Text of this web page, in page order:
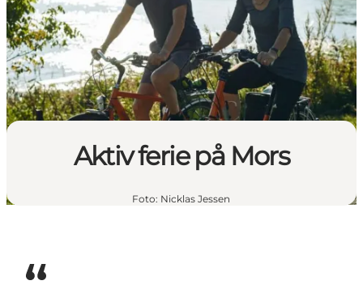
Aktiv ferie på Mors
Foto: Nicklas Jessen